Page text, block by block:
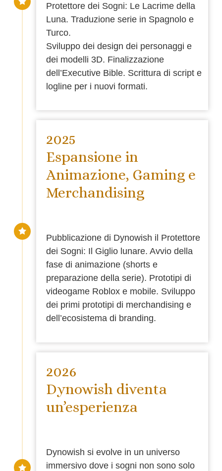
Protettore dei Sogni: Le Lacrime della
Luna. Traduzione serie in Spagnolo e
Turco.
Sviluppo dei design dei personaggi e
dei modelli 3D. Finalizzazione
dell’Executive Bible. Scrittura di script e
logline per i nuovi formati.
2025
Espansione in
Animazione, Gaming e
Merchandising
Pubblicazione di Dynowish il Protettore
dei Sogni: Il Giglio lunare. Avvio della
fase di animazione (shorts e
preparazione della serie). Prototipi di
videogame Roblox e mobile. Sviluppo
dei primi prototipi di merchandising e
dell’ecosistema di branding.
2026
Dynowish diventa
un’esperienza
Dynowish si evolve in un universo
immersivo dove i sogni non sono solo